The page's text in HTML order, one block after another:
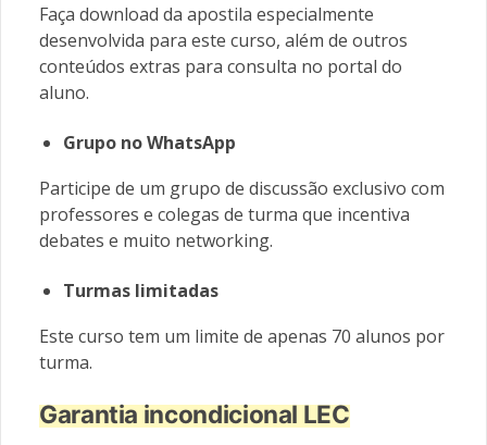
Faça download da apostila especialmente
desenvolvida para este curso, além de outros
conteúdos extras para consulta no portal do
aluno.
Grupo no WhatsApp
Participe de um grupo de discussão exclusivo com
professores e colegas de turma que incentiva
debates e muito networking.
Turmas limitadas
Este curso tem um limite de apenas 70 alunos por
turma.
Garantia incondicional LEC